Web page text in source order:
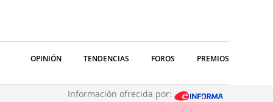
OPINIÓN TENDENCIAS FOROS PREMIOS
Información ofrecida por: